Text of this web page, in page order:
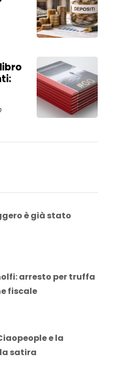
è già stato
arresto per truffa
fiscale
e la
satira